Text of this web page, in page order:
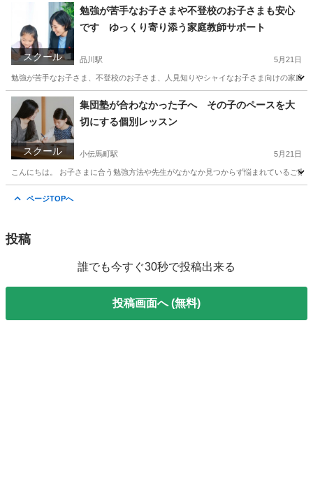
目黒区 自由が丘駅 家庭教師 レッスン
スクール
勉強が苦手なお子さまや不登校のお子さまも安心
です ゆっくり寄り添う家庭教師サポート
品川駅 5月21日
勉強が苦手なお子さま、不登校のお子さま、人見知りやシャイなお子さま向けの家庭
東京 千代田区 品川駅 家庭教師 不登校
スクール
集団塾が合わなかった子へ その子のペースを大
切にする個別レッスン
小伝馬町駅 5月21日
こんにちは。 お子さまに合う勉強方法や先生がなかなか見つからず悩まれているご
ページTOPへ
投稿
誰でも今すぐ30秒で投稿出来る
投稿画面へ (無料)